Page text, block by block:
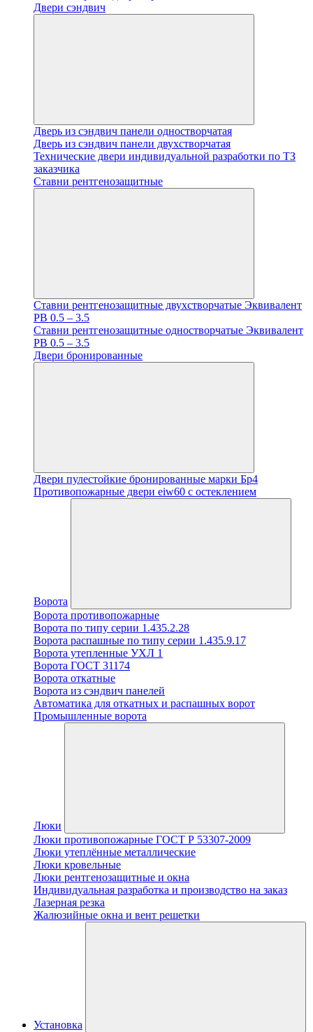
Двери сэндвич
Дверь из сэндвич панели одностворчатая
Дверь из сэндвич панели двухстворчатая
Технические двери индивидуальной разработки по ТЗ
заказчика
Ставни рентгенозащитные
Ставни рентгенозащитные двухстворчатые Эквивалент
PB 0.5 – 3.5
Ставни рентгенозащитные одностворчатые Эквивалент
PB 0.5 – 3.5
Двери бронированные
Двери пулестойкие бронированные марки Бр4
Противопожарные двери eiw60 с остеклением
Ворота
Ворота противопожарные
Ворота по типу серии 1.435.2.28
Ворота распашные по типу серии 1.435.9.17
Ворота утепленные УХЛ 1
Ворота ГОСТ 31174
Ворота откатные
Ворота из сэндвич панелей
Автоматика для откатных и распашных ворот
Промышленные ворота
Люки
Люки противопожарные ГОСТ Р 53307-2009
Люки утеплённые металлические
Люки кровельные
Люки рентгенозащитные и окна
Индивидуальная разработка и производство на заказ
Лазерная резка
Жалюзийные окна и вент решетки
Установка